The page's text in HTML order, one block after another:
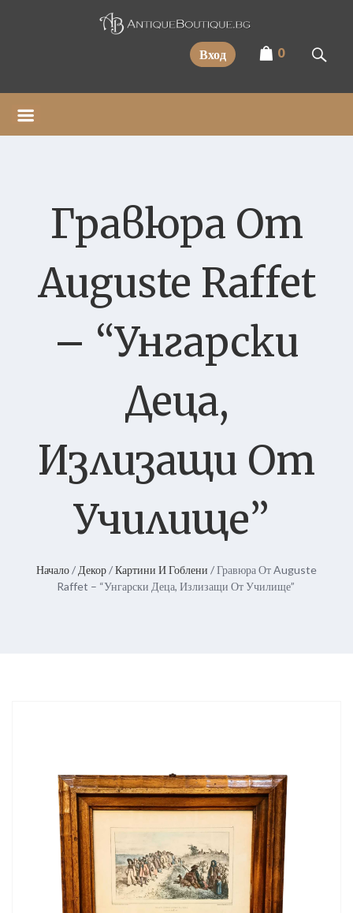
Вход 0
Гравюра От
Auguste Raffet
– “Унгарски
Деца,
Излизащи От
Училище”
Начало/ Декор/Картини И Гоблени / Гравюра От Auguste
Raffet – “Унгарски Деца, Излизащи От Училище”